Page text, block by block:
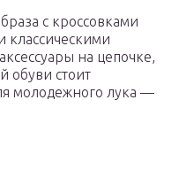
с кроссовками
классическими
на цепочке,
обуви стоит
молодежного лука —